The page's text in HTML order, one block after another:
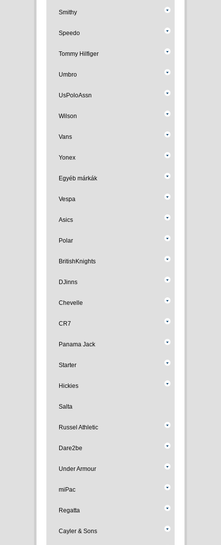
Smithy
Speedo
Tommy Hilfiger
Umbro
UsPoloAssn
Wilson
Vans
Yonex
Egyéb márkák
Vespa
Asics
Polar
BritishKnights
DJinns
Chevelle
CR7
Panama Jack
Starter
Hickies
Salta
Russel Athletic
Dare2be
Under Armour
miPac
Regatta
Cayler & Sons